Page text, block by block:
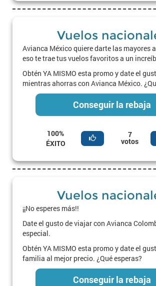
Vuelos
Avianca México quiere darte las mayores
eso te trae tus vuelos favoritos a un
Obtén YA MISMO esta promo y date el
mientras ahorras con Avianca México.
Conseguir la rebaja
100%
ÉXITO
7
votos
Vuelos
¡¡No esperes más!!
Date el gusto de viajar con Avianca
especial.
Obtén YA MISMO esta promo y date el
familia al mejor precio. ¿Qué esperas?
Conseguir la rebaja